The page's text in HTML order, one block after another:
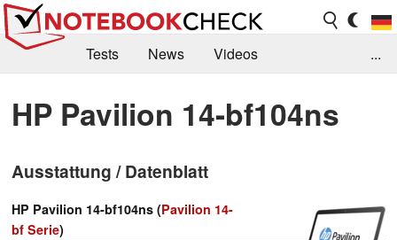
Tests News
Videos
Kaufberatung
Deals Suche
Jobs
Forum
...
HP Pavilion 14-bf104ns
Ausstattung / Datenblatt
HP Pavilion 14-bf104ns (Pavilion 14-
bf Serie)